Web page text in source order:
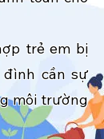
trẻ em bị
cần sự
môi trường